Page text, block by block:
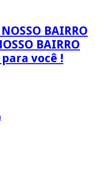
BAIRRO
você !